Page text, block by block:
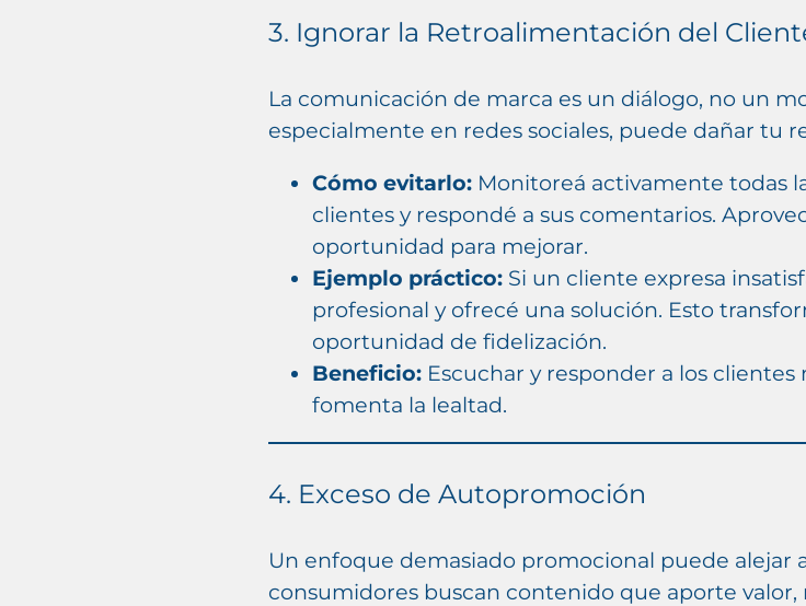
3. Ignorar la Retroalimentación del
La comunicación de marca es un diálogo, no un
especialmente en redes sociales, puede dañar tu
Cómo evitarlo:Monitoreá activamente todas
clientes y respondé a sus comentarios.
oportunidad para mejorar.
Ejemplo práctico:Si un cliente expresa
profesional y ofrecé una solución. Esto
oportunidad de fidelización.
Beneficio:Escuchar y responder a los
fomenta la lealtad.
4. Exceso de Autopromoción
Un enfoque demasiado promocional puede alejar
consumidores buscan contenido que aporte valor,